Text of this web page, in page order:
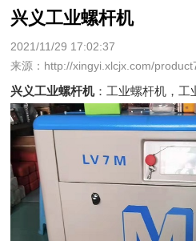
兴义工业螺杆机
2021/11/29 17:02:37
来源：http://xingyi.xlcjx.com/
兴义工业螺杆机：工业螺杆机，工